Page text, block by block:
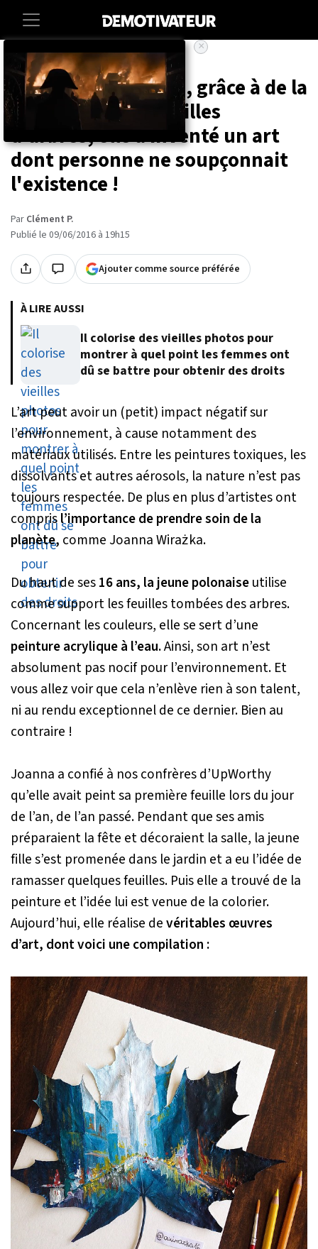
Accueil Culture
À seulement 16 ans, grâce à de la
peinture et des feuilles
d'arbres, elle a inventé un art
dont personne ne soupçonnait
l'existence !
Par Clément P.
Publié le 09/06/2016 à 19h15
Ajouter comme source préférée
À LIRE AUSSI
Il colorise des vieilles photos pour
montrer à quel point les femmes ont
dû se battre pour obtenir des droits
L’art peut avoir un (petit) impact négatif sur
l’environnement, à cause notamment des
matériaux utilisés. Entre les peintures toxiques, les
dissolvants et autres aérosols, la nature n’est pas
toujours respectée. De plus en plus d’artistes ont
comprisl’importance de prendre soin de la
planète, comme Joanna Wirażka.
Du haut de ses16 ans, la jeune polonaiseutilise
comme support les feuilles tombées des arbres.
Concernant les couleurs, elle se sert d’une
peinture acrylique à l’eau.Ainsi, son art n’est
absolument pas nocif pour l’environnement. Et
vous allez voir que cela n’enlève rien à son talent,
ni au rendu exceptionnel de ce dernier. Bien au
contraire !
Joanna a confié à nos confrères d’UpWorthy
qu’elle avait peint sa première feuille lors du jour
de l’an, de l’an passé. Pendant que ses amis
préparaient la fête et décoraient la salle, la jeune
fille s’est promenée dans le jardin et a eu l’idée de
ramasser quelques feuilles. Puis elle a trouvé de la
peinture et l’idée lui est venue de la colorier.
Aujourd’hui, elle réalise devéritables œuvres
d’art, dont voici une compilation :
×